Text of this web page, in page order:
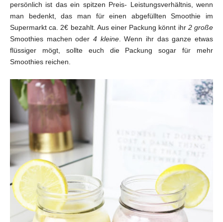
persönlich ist das ein spitzen Preis- Leistungsverhältnis, wenn
man bedenkt, das man für einen abgefüllten Smoothie im
Supermarkt ca. 2€ bezahlt. Aus einer Packung könnt ihr 2 große
Smoothies machen oder 4 kleine. Wenn ihr das ganze etwas
flüssiger mögt, sollte euch die Packung sogar für mehr
Smoothies reichen.